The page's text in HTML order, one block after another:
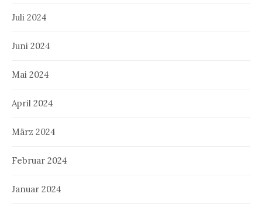
Juli 2024
Juni 2024
Mai 2024
April 2024
März 2024
Februar 2024
Januar 2024